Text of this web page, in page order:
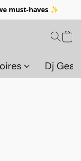
must-haves ✨
Dj Gear